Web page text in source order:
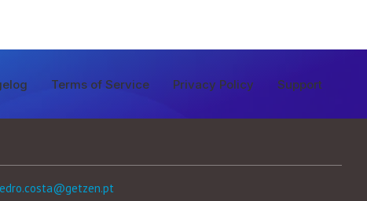
Terms of Service Privacy Policy Support